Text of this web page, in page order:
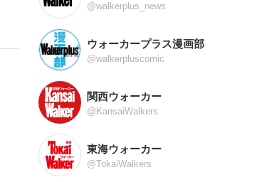
@walkerplus_news
ウォーカープラス漫画部
@walkerpluscomic
関西ウォーカー
@KansaiWalkers
東海ウォーカー
@TokaiWalkers